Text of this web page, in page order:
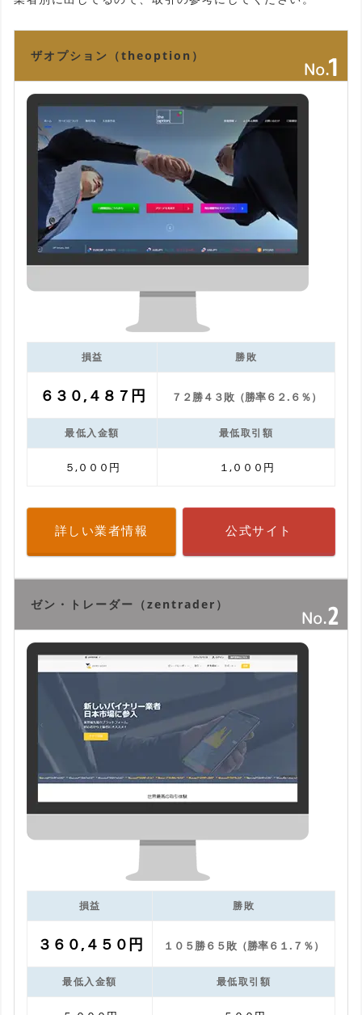
ザオプション（theoption）
損益 勝敗
６３０,４８７円 ７２勝４３敗（勝率６２.６％）
最低入金額 最低取引額
５,０００円 １,０００円
詳しい業者情報 公式サイト
ゼン・トレーダー（zentrader）
損益 勝敗
３６０,４５０円 １０５勝６５敗（勝率６１.７％）
最低入金額 最低取引額